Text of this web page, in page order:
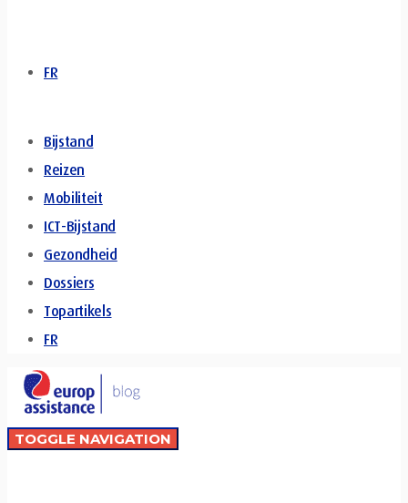
FR
Bijstand
Reizen
Mobiliteit
ICT-Bijstand
Gezondheid
Dossiers
Topartikels
FR
TOGGLE NAVIGATION